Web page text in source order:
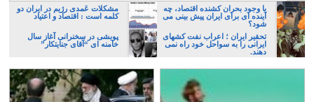
با وجود بحران کشنده اقتصاد، چه
آینده ای برای ایران پیش بینی می
شود؟
مشکلات عَمدی رژیم در ایران دو
کلمه است : اقتصاد و اعتیاد
تحقیر ایران ؛ اعراب نفت کشهای
ایرانی را به سواحل خود راه نمی
دهند.
پویشی در سخنرانی آغاز سال
خامنه ای “آقای جنایتکار”